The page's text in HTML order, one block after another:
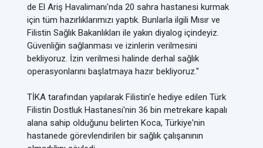
de El Ariş Havalimanı'nda 20 sahra hastanesi kurmak
için tüm hazırlıklarımızı yaptık. Bunlarla ilgili Mısır ve
Filistin Sağlık Bakanlıkları ile yakın diyalog içindeyiz.
Güvenliğin sağlanması ve izinlerin verilmesini
bekliyoruz. İzin verilmesi halinde derhal sağlık
operasyonlarını başlatmaya hazır bekliyoruz."
TİKA tarafından yapılarak Filistin'e hediye edilen Türk
Filistin Dostluk Hastanesi'nin 36 bin metrekare kapalı
alana sahip olduğunu belirten Koca, Türkiye'nin
hastanede görevlendirilen bir sağlık çalışanının